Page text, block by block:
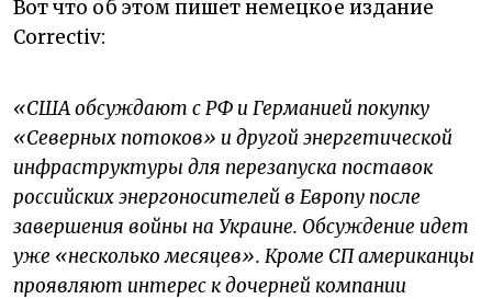
Вот что об этом пишет немецкое издание
Correctiv:
«США обсуждают с РФ и Германией покупку
«Северных потоков» и другой энергетической
инфраструктуры для перезапуска поставок
российских энергоносителей в Европу после
завершения войны на Украине. Обсуждение идет
уже «несколько месяцев». Кроме СП американцы
проявляют интерес к дочерней компании